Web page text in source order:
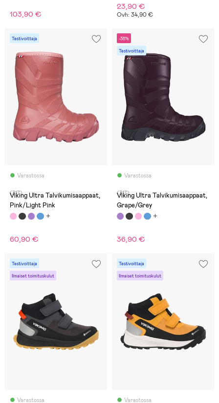
103,90 €
23,90 €
Ovh: 34,90 €
Testivoittaja
Varastossa
(317)
Viking Ultra Talvikumisaappaat,
Pink/Light Pink
60,90 €
-38%
Testivoittaja
Varastossa
(317)
Viking Ultra Talvikumisaappaat,
Grape/Grey
36,90 €
Testivoittaja
Ilmaiset toimituskulut
Varastossa
Testivoittaja
Ilmaiset toimituskulut
Varastossa